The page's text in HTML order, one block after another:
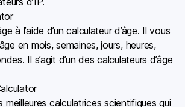
à l’aide d’un calculateur d’âge. Il vous
en mois, semaines, jours, heures,
Il s’agit d’un des calculateurs d’âge
meilleures calculatrices scientifiques qui